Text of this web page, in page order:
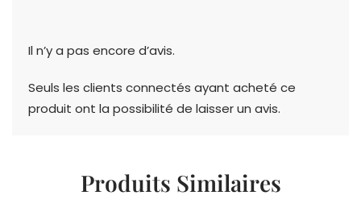
Il n’y a pas encore d’avis.
Seuls les clients connectés ayant acheté ce
produit ont la possibilité de laisser un avis.
Produits Similaires